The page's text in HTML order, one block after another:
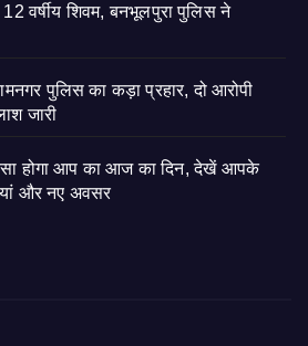
वर्षीय शिवम, बनभूलपुरा पुलिस ने
पुलिस का कड़ा प्रहार, दो आरोपी
जारी
होगा आप का आज का दिन, देखें आपके
और नए अवसर